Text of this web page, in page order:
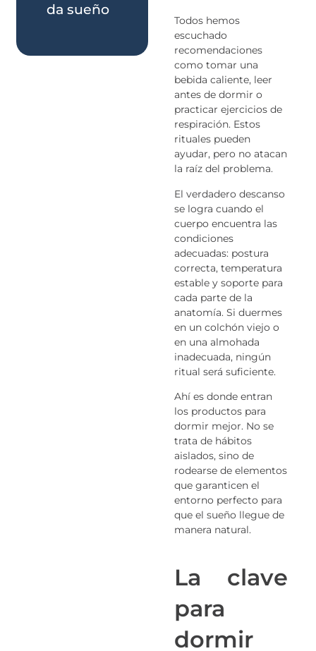
da sueño
Todos hemos
escuchado
recomendaciones
como tomar una
bebida caliente, leer
antes de dormir o
practicar ejercicios de
respiración. Estos
rituales pueden
ayudar, pero no atacan
la raíz del problema.
El verdadero descanso
se logra cuando el
cuerpo encuentra las
condiciones
adecuadas: postura
correcta, temperatura
estable y soporte para
cada parte de la
anatomía. Si duermes
en un colchón viejo o
en una almohada
inadecuada, ningún
ritual será suficiente.
Ahí es donde entran
los productos para
dormir mejor. No se
trata de hábitos
aislados, sino de
rodearse de elementos
que garanticen el
entorno perfecto para
que el sueño llegue de
manera natural.
La clave
para
dormir